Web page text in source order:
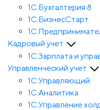
1C:Бухгалтерия 8
1С:БизнесСтарт
Кадровый учет
1С:Зарплата и
Управленческий учет
1С:Управляющий
1С:Аналитика
1С:Управление